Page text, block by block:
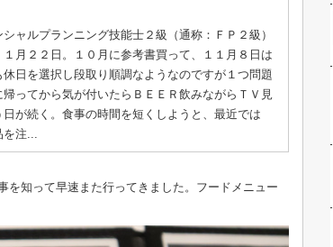
ャルプランニング技能士２級（通称：ＦＰ２級）
月２２日。１０月に参考書買って、１１月８日は
日を選択し段取り順調なようなのですが１つ問題
ってから気が付いたらＢＥＥＲ飲みながらＴＶ見
が続く。食事の時間を短くしようと、最近では
を注...
を知って早速また行ってきました。フードメニュー